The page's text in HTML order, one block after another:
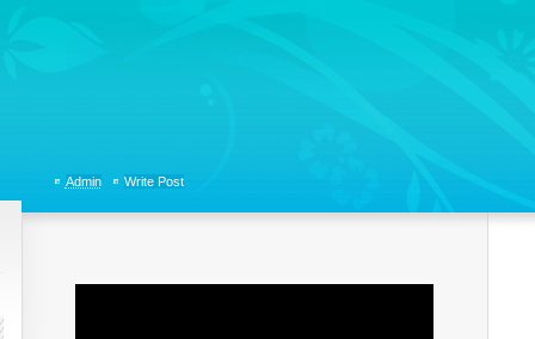
Admin Write Post